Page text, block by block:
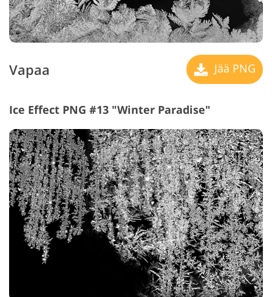
Vapaa Jää PNG
Ice Effect PNG #13 "Winter Paradise"